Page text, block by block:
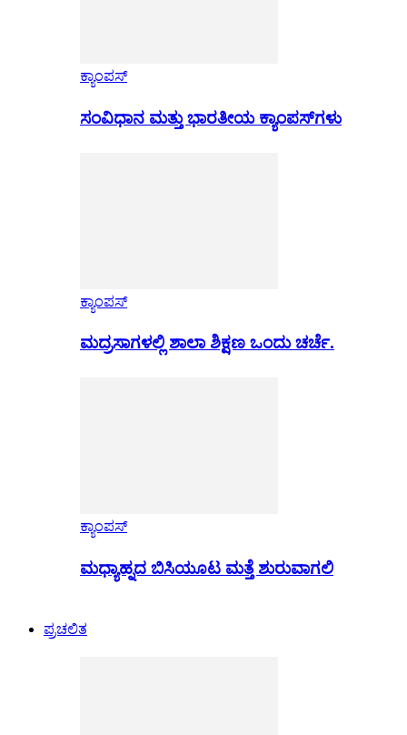
ಕ್ಯಾಂಪಸ್
ಸಂವಿಧಾನ ಮತ್ತು ಭಾರತೀಯ ಕ್ಯಾಂಪಸ್‌ಗಳು
ಕ್ಯಾಂಪಸ್
ಮದ್ರಸಾಗಳಲ್ಲಿ ಶಾಲಾ ಶಿಕ್ಷಣ ಒಂದು ಚರ್ಚೆ.
ಕ್ಯಾಂಪಸ್
ಮಧ್ಯಾಹ್ನದ ಬಿಸಿಯೂಟ ಮತ್ತೆ ಶುರುವಾಗಲಿ
ಪ್ರಚಲಿತ